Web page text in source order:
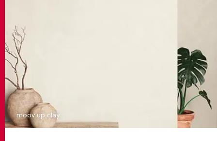
moov up clay